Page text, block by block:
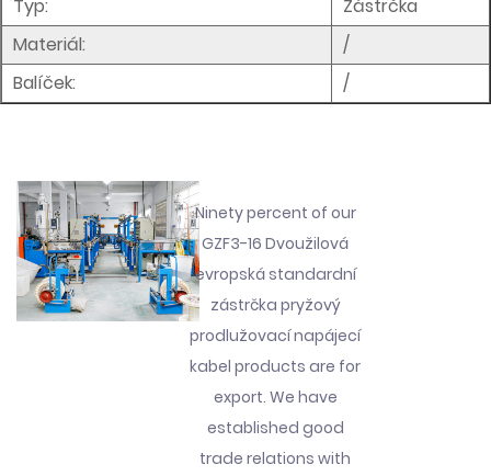
Typ:
Zástrčka
Materiál:
/
Balíček:
/
Ninety percent of our
GZF3-16 Dvoužilová
evropská standardní
zástrčka pryžový
prodlužovací napájecí
kabel products are for
export. We have
established good
trade relations with